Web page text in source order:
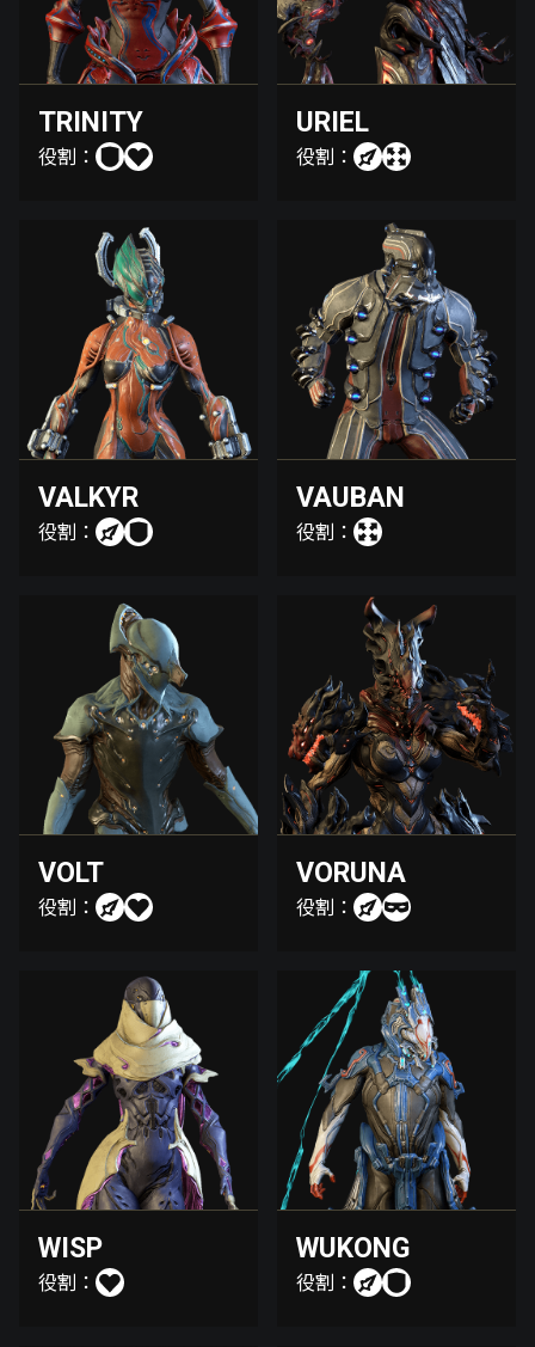
TRINITY
役割：
URIEL
役割：
VALKYR
役割：
VAUBAN
役割：
VOLT
役割：
VORUNA
役割：
WISP
役割：
WUKONG
役割：